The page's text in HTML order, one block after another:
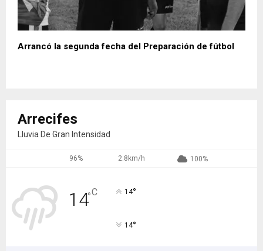
Arrancó la segunda fecha del Preparación de fútbol
Arrecifes
Lluvia De Gran Intensidad
96% 2.8km/h 100%
14°C 14°
14°